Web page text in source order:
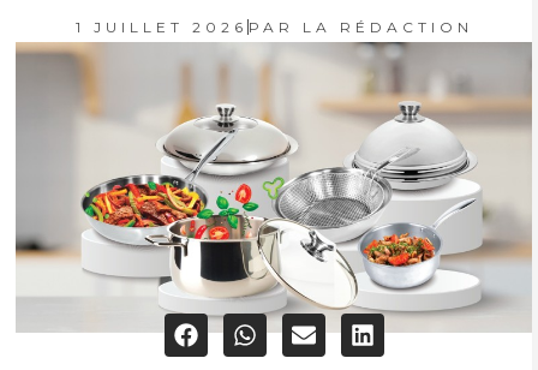
1 JUILLET 2026 PAR LA RÉDACTION